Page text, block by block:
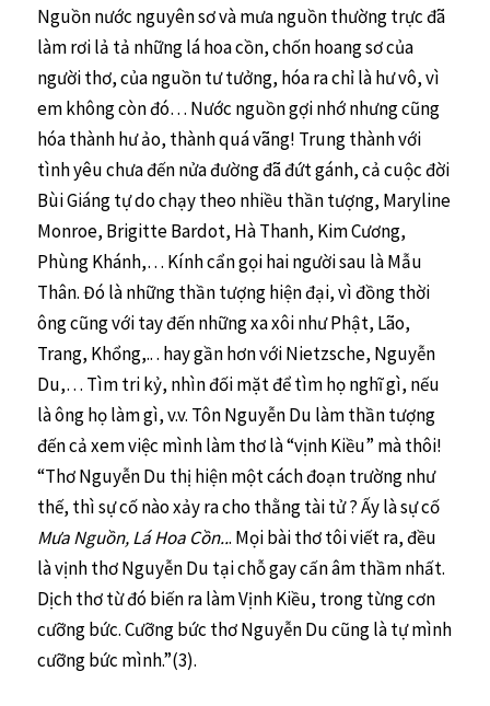
Nguồn nước nguyên sơ và mưa nguồn thường trực đã
làm rơi lả tả những lá hoa cồn, chốn hoang sơ của
người thơ, của nguồn tư tưởng, hóa ra chỉ là hư vô, vì
em không còn đó… Nước nguồn gợi nhớ nhưng cũng
hóa thành hư ảo, thành quá vãng! Trung thành với
tình yêu chưa đến nửa đường đã đứt gánh, cả cuộc đời
Bùi Giáng tự do chạy theo nhiều thần tượng, Maryline
Monroe, Brigitte Bardot, Hà Thanh, Kim Cương,
Phùng Khánh,… Kính cẩn gọi hai người sau là Mẫu
Thân. Đó là những thần tượng hiện đại, vì đồng thời
ông cũng với tay đến những xa xôi như Phật, Lão,
Trang, Khổng,.. . hay gần hơn với Nietzsche, Nguyễn
Du,… Tìm tri kỷ, nhìn đối mặt để tìm họ nghĩ gì, nếu
là ông họ làm gì, v.v. Tôn Nguyễn Du làm thần tượng
đến cả xem việc mình làm thơ là “vịnh Kiều” mà thôi!
“Thơ Nguyễn Du thị hiện một cách đoạn trường như
thế, thì sự cố nào xảy ra cho thằng tài tử ? Ấy là sự cố
Mưa Nguồn, Lá Hoa Cồn... Mọi bài thơ tôi viết ra, đều
là vịnh thơ Nguyễn Du tại chỗ gay cấn âm thầm nhất.
Dịch thơ từ đó biến ra làm Vịnh Kiều, trong từng cơn
cưỡng bức. Cưỡng bức thơ Nguyễn Du cũng là tự mình
cưỡng bức mình.”(3).